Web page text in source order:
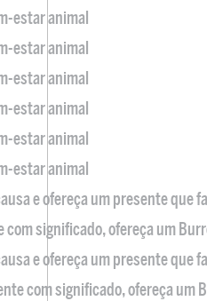
estar animal
estar animal
estar animal
estar animal
estar animal
estar animal
e ofereça um presente que
com significado, ofereça um
e ofereça um presente que
com significado, ofereça um